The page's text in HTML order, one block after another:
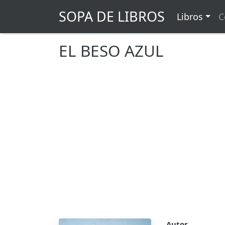
SOPA DE LIBROS Libros
EL BESO AZUL